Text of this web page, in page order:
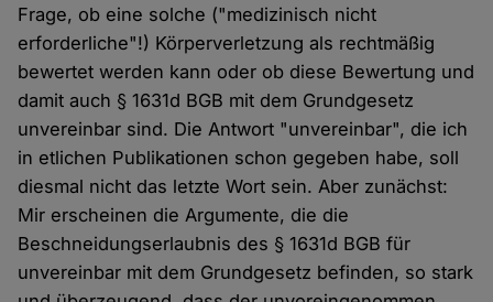
Frage, ob eine solche ("medizinisch nicht
erforderliche"!) Körperverletzung als rechtmäßig
bewertet werden kann oder ob diese Bewertung und
damit auch § 1631d BGB mit dem Grundgesetz
unvereinbar sind. Die Antwort "unvereinbar", die ich
in etlichen Publikationen schon gegeben habe, soll
diesmal nicht das letzte Wort sein. Aber zunächst:
Mir erscheinen die Argumente, die die
Beschneidungserlaubnis des § 1631d BGB für
unvereinbar mit dem Grundgesetz befinden, so stark